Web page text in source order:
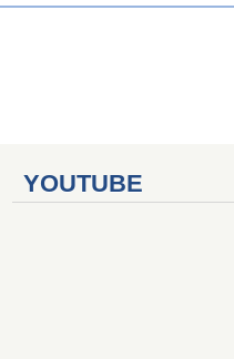
YOUTUBE